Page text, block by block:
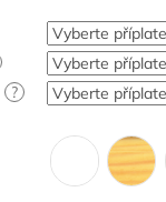
?